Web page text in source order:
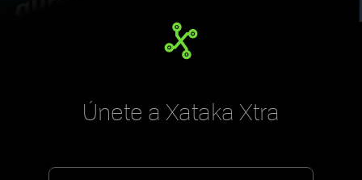
Únete a Xataka Xtra